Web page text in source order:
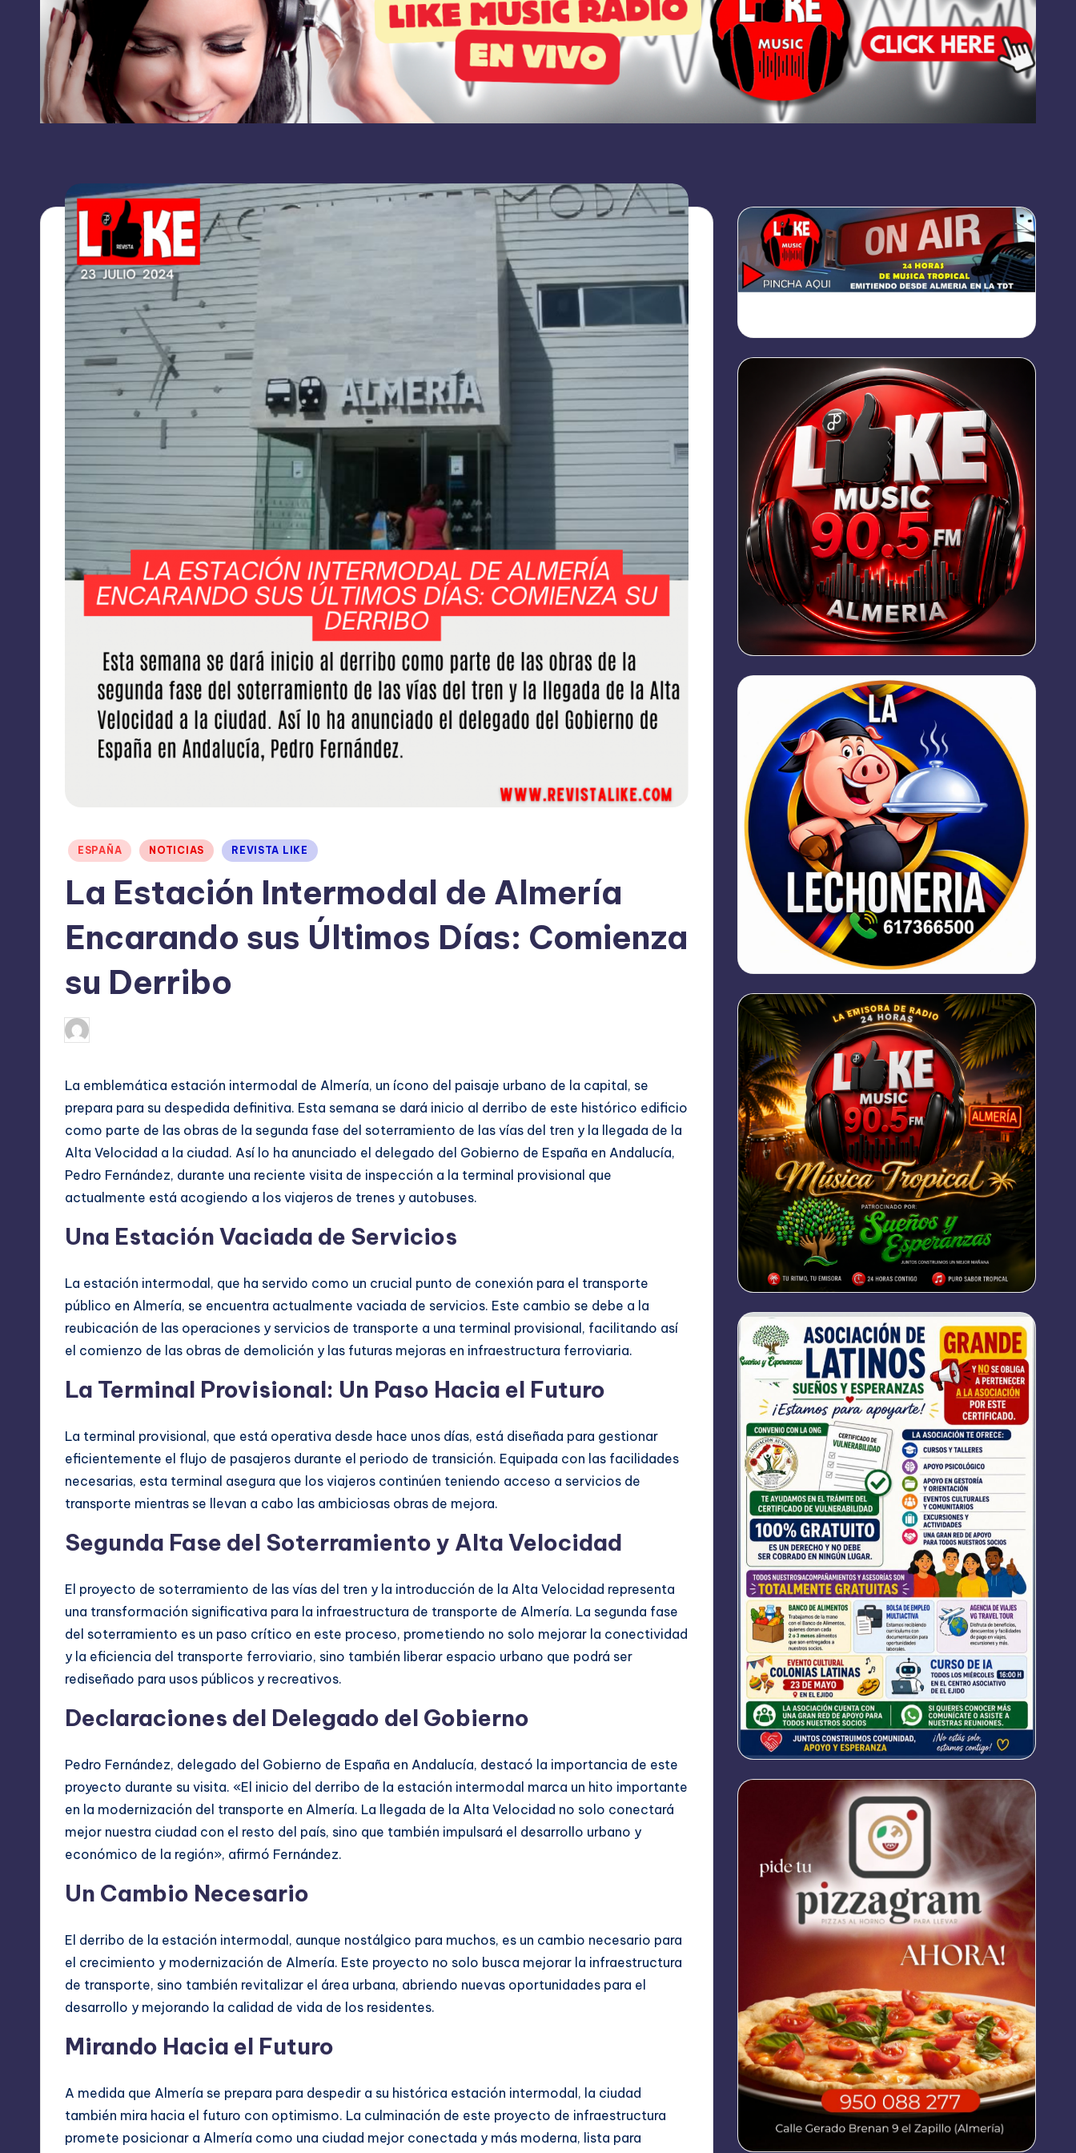
L
I
K
E
O
M
U
N
C
A
C
O
N
RRSS
contacto:
grupolikecomunicaciones@gmail.com
Publicado
ESPAÑA NOTICIAS REVISTA LIKE
La Estación Intermodal de Almería
Encarando sus Últimos Días: Comienza
su Derribo
Publicado
por
La emblemática estación intermodal de Almería, un ícono del paisaje urbano de la capital, se
prepara para su despedida definitiva. Esta semana se dará inicio al derribo de este histórico edificio
como parte de las obras de la segunda fase del soterramiento de las vías del tren y la llegada de la
Alta Velocidad a la ciudad. Así lo ha anunciado el delegado del Gobierno de España en Andalucía,
Pedro Fernández, durante una reciente visita de inspección a la terminal provisional que
actualmente está acogiendo a los viajeros de trenes y autobuses.
Una Estación Vaciada de Servicios
La estación intermodal, que ha servido como un crucial punto de conexión para el transporte
público en Almería, se encuentra actualmente vaciada de servicios. Este cambio se debe a la
reubicación de las operaciones y servicios de transporte a una terminal provisional, facilitando así
el comienzo de las obras de demolición y las futuras mejoras en infraestructura ferroviaria.
La Terminal Provisional: Un Paso Hacia el Futuro
La terminal provisional, que está operativa desde hace unos días, está diseñada para gestionar
eficientemente el flujo de pasajeros durante el periodo de transición. Equipada con las facilidades
necesarias, esta terminal asegura que los viajeros continúen teniendo acceso a servicios de
transporte mientras se llevan a cabo las ambiciosas obras de mejora.
Segunda Fase del Soterramiento y Alta Velocidad
El proyecto de soterramiento de las vías del tren y la introducción de la Alta Velocidad representa
una transformación significativa para la infraestructura de transporte de Almería. La segunda fase
del soterramiento es un paso crítico en este proceso, prometiendo no solo mejorar la conectividad
y la eficiencia del transporte ferroviario, sino también liberar espacio urbano que podrá ser
rediseñado para usos públicos y recreativos.
Declaraciones del Delegado del Gobierno
Pedro Fernández, delegado del Gobierno de España en Andalucía, destacó la importancia de este
proyecto durante su visita. «El inicio del derribo de la estación intermodal marca un hito importante
en la modernización del transporte en Almería. La llegada de la Alta Velocidad no solo conectará
mejor nuestra ciudad con el resto del país, sino que también impulsará el desarrollo urbano y
económico de la región», afirmó Fernández.
Un Cambio Necesario
El derribo de la estación intermodal, aunque nostálgico para muchos, es un cambio necesario para
el crecimiento y modernización de Almería. Este proyecto no solo busca mejorar la infraestructura
de transporte, sino también revitalizar el área urbana, abriendo nuevas oportunidades para el
desarrollo y mejorando la calidad de vida de los residentes.
Mirando Hacia el Futuro
A medida que Almería se prepara para despedir a su histórica estación intermodal, la ciudad
también mira hacia el futuro con optimismo. La culminación de este proyecto de infraestructura
promete posicionar a Almería como una ciudad mejor conectada y más moderna, lista para
sid=1